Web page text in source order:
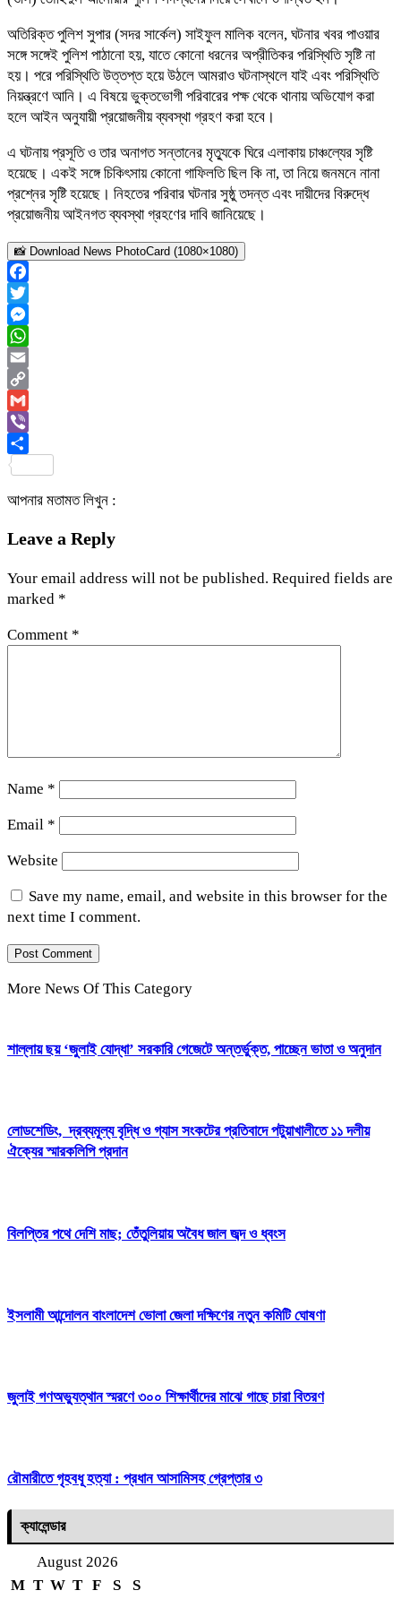
অতিরিক্ত পুলিশ সুপার (সদর সার্কেল) সাইফুল মালিক বলেন, ঘটনার খবর পাওয়ার
সঙ্গে সঙ্গেই পুলিশ পাঠানো হয়, যাতে কোনো ধরনের অপ্রীতিকর পরিস্থিতি সৃষ্টি না
হয়। পরে পরিস্থিতি উত্তপ্ত হয়ে উঠলে আমরাও ঘটনাস্থলে যাই এবং পরিস্থিতি
নিয়ন্ত্রণে আনি। এ বিষয়ে ভুক্তভোগী পরিবারের পক্ষ থেকে থানায় অভিযোগ করা
হলে আইন অনুযায়ী প্রয়োজনীয় ব্যবস্থা গ্রহণ করা হবে।
এ ঘটনায় প্রসূতি ও তার অনাগত সন্তানের মৃত্যুকে ঘিরে এলাকায় চাঞ্চল্যের সৃষ্টি
হয়েছে। একই সঙ্গে চিকিৎসায় কোনো গাফিলতি ছিল কি না, তা নিয়ে জনমনে নানা
প্রশ্নের সৃষ্টি হয়েছে। নিহতের পরিবার ঘটনার সুষ্ঠু তদন্ত এবং দায়ীদের বিরুদ্ধে
প্রয়োজনীয় আইনগত ব্যবস্থা গ্রহণের দাবি জানিয়েছে।
📸 Download News PhotoCard (1080×1080)
Facebook
Twitter
Messenger
WhatsApp
Email
Copy
Link
Gmail
Viber
আপনার মতামত লিখুন :
Leave a Reply
Your email address will not be published. Required fields are
marked *
Comment *
Name *
Email *
Website
Save my name, email, and website in this browser for the
next time I comment.
More News Of This Category
শাল্লায় ছয় ‘জুলাই যোদ্ধা’ সরকারি গেজেটে অন্তর্ভুক্ত, পাচ্ছেন ভাতা ও অনুদান
লোডশেডিং, দ্রব্যমূল্য বৃদ্ধি ও গ্যাস সংকটের প্রতিবাদে পটুয়াখালীতে ১১ দলীয়
ঐক্যের স্মারকলিপি প্রদান
বিলপ্তির পথে দেশি মাছ; তেঁতুলিয়ায় অবৈধ জাল জব্দ ও ধ্বংস
ইসলামী আন্দোলন বাংলাদেশ ভোলা জেলা দক্ষিণের নতুন কমিটি ঘোষণা
জুলাই গণঅভ্যুত্থান স্মরণে ৩০০ শিক্ষার্থীদের মাঝে গাছে চারা বিতরণ
রৌমারীতে গৃহবধূ হত্যা : প্রধান আসামিসহ গ্রেপ্তার ৩
ক্যালেন্ডার
August 2026
M T W T F S
S